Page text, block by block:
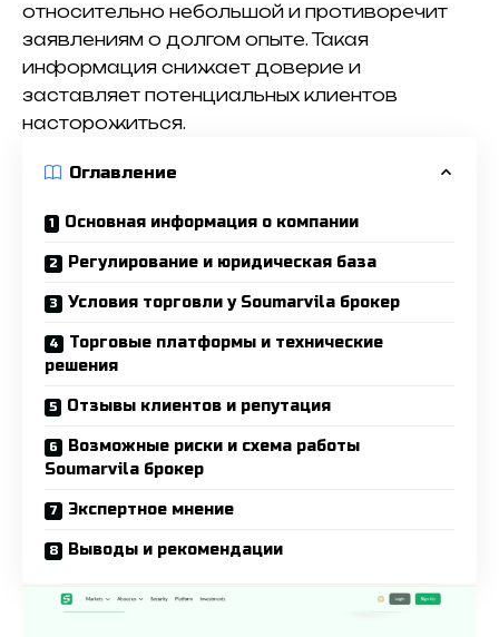
относительно небольшой и противоречит
заявлениям о долгом опыте. Такая
информация снижает доверие и
заставляет потенциальных клиентов
насторожиться.
Оглавление
Основная информация о компании
Регулирование и юридическая база
Условия торговли у Soumarvila брокер
Торговые платформы и технические
решения
Отзывы клиентов и репутация
Возможные риски и схема работы
Soumarvila брокер
Экспертное мнение
Выводы и рекомендации